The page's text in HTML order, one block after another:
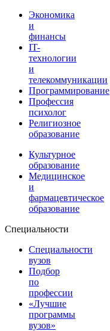
Экономика
и
финансы
IT-
технологии
и
телекоммуникации
Программирование
Профессия
психолог
Религиозное
образование
Культурное
образование
Медицинское
и
фармацевтическое
образование
Специальности
Специальности
вузов
Подбор
по
профессии
«Лучшие
программы
вузов»